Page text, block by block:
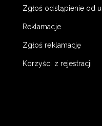
Zgłoś odstąpienie od
Reklamacje
Zgłoś reklamację
Korzyści z rejestracji